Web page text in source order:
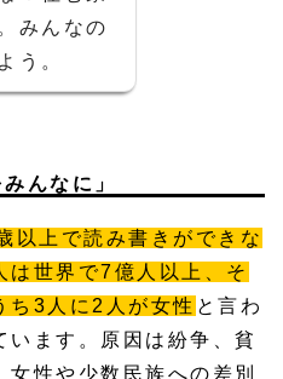
みんなの
う。
んなに」
以上で読み書きができな
は世界で7億人以上、そ
ち3人に2人が女性 と言わ
います。原因は紛争、貧
女性や少数民族への差別